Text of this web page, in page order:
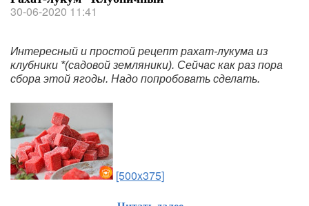
30-06-2020 11:41
Интересный и простой рецепт рахат-лукума из
клубники *(садовой земляники). Сейчас как раз пора
сбора этой ягоды. Надо попробовать сделать.
[500x375]